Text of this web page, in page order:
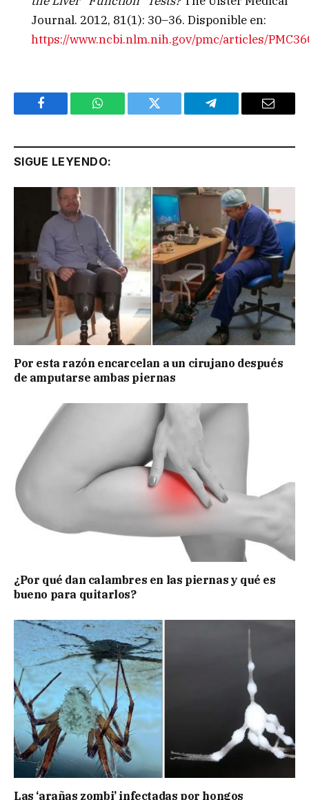
Journal. 2012, 81(1): 30–36. Disponible en:
https://www.ncbi.nlm.nih.gov/pmc/articles/
Facebook WhatsApp Twitter Telegram Email
SIGUE LEYENDO:
Por esta razón encarcelan a un cirujano después
de amputarse ambas piernas
¿Por qué dan calambres en las piernas y qué es
bueno para quitarlos?
Las ‘arañas zombi’ infectadas por hongos